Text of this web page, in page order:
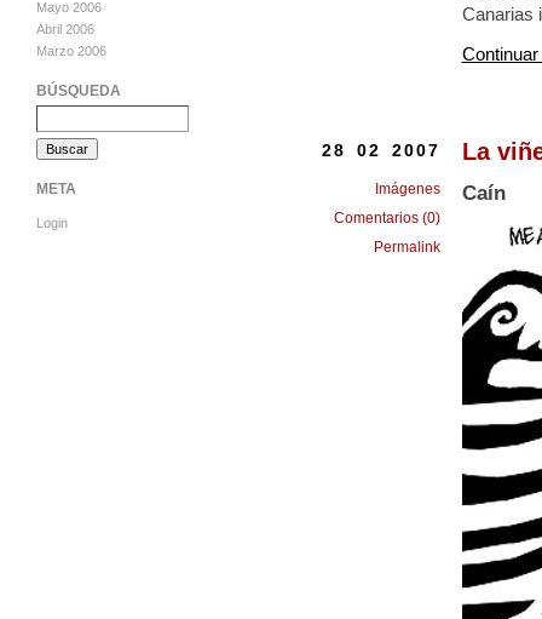
Canarias
La
Caín
28 02 2007
Imágenes
Comentarios (0)
Permalink
Mayo 2006
Abril 2006
Marzo 2006
BÚSQUEDA
META
Login